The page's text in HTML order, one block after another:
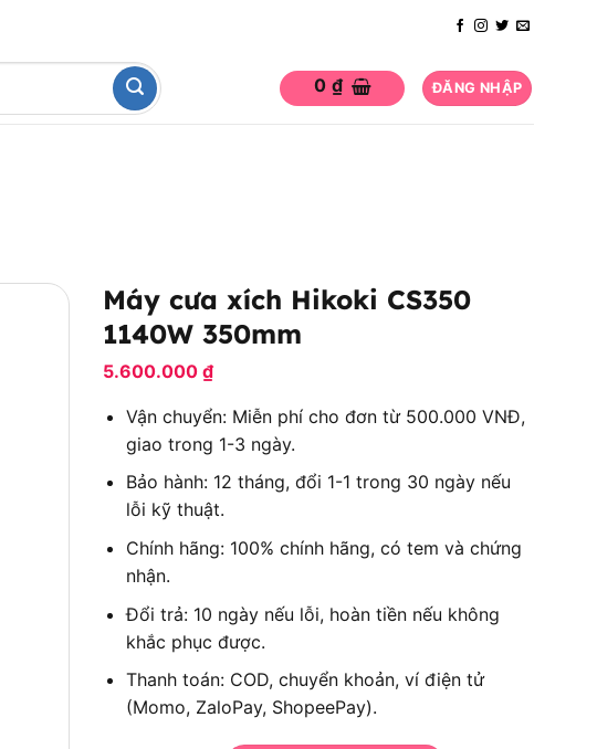
0 ₫ ĐĂNG NHẬP
Máy cưa xích Hikoki CS350
1140W 350mm
5.600.000 ₫
Vận chuyển: Miễn phí cho đơn từ 500.000 VNĐ,
giao trong 1-3 ngày.
Bảo hành: 12 tháng, đổi 1-1 trong 30 ngày nếu
lỗi kỹ thuật.
Chính hãng: 100% chính hãng, có tem và chứng
nhận.
Đổi trả: 10 ngày nếu lỗi, hoàn tiền nếu không
khắc phục được.
Thanh toán: COD, chuyển khoản, ví điện tử
(Momo, ZaloPay, ShopeePay).